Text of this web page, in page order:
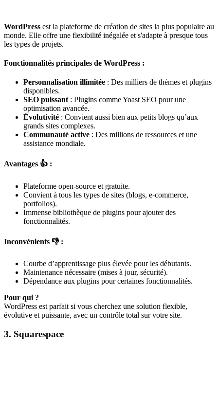
WordPress est la plateforme de création de sites la plus populaire au
monde. Elle offre une flexibilité inégalée et s'adapte à presque tous
les types de projets.
Fonctionnalités principales de WordPress :
Personnalisation illimitée : Des milliers de thèmes et plugins
disponibles.
SEO puissant : Plugins comme Yoast SEO pour une
optimisation avancée.
Évolutivité : Convient aussi bien aux petits blogs qu’aux
grands sites complexes.
Communauté active : Des millions de ressources et une
assistance mondiale.
Avantages 👍 :
Plateforme open-source et gratuite.
Convient à tous les types de sites (blogs, e-commerce,
portfolios).
Immense bibliothèque de plugins pour ajouter des
fonctionnalités.
Inconvénients 👎 :
Courbe d’apprentissage plus élevée pour les débutants.
Maintenance nécessaire (mises à jour, sécurité).
Dépendance aux plugins pour certaines fonctionnalités.
Pour qui ?
WordPress est parfait si vous cherchez une solution flexible,
évolutive et puissante, avec un contrôle total sur votre site.
3. Squarespace